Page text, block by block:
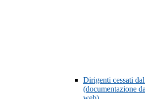
Dirigenti cessati
(documentazione